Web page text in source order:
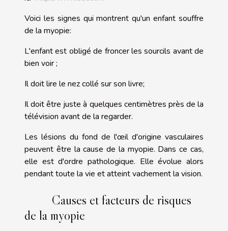
Voici les signes qui montrent qu'un enfant souffre
de la myopie:
L'enfant est obligé de froncer les sourcils avant de
bien voir ;
Il doit lire le nez collé sur son livre;
Il doit être juste à quelques centimètres près de la
télévision avant de la regarder.
Les lésions du fond de l'œil d'origine vasculaires
peuvent être la cause de la myopie. Dans ce cas,
elle est d'ordre pathologique. Elle évolue alors
pendant toute la vie et atteint vachement la vision.
Causes et facteurs de risques
de la myopie